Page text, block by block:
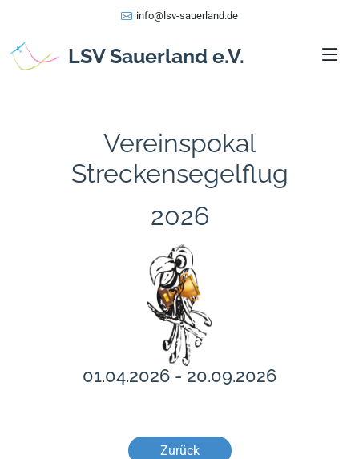
info@lsv-sauerland.de
LSV Sauerland e.V.
Vereinspokal
Streckensegelflug
2026
01.04.2026 - 20.09.2026
Zurück